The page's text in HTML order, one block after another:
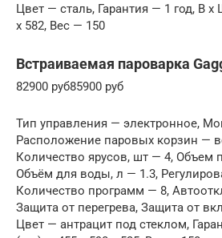
Цвет — сталь, Гарантия — 1 год, В
x 582, Вес — 150
Встраиваемая пароварка
82900 руб85900 руб
Тип управления — электронное,
Расположение паровых корзин —
Количество ярусов, шт — 4, Объем
Объём для воды, л — 1.3,
Количество программ — 8,
Защита от перегрева, Защита от
Цвет — антрацит под стеклом,